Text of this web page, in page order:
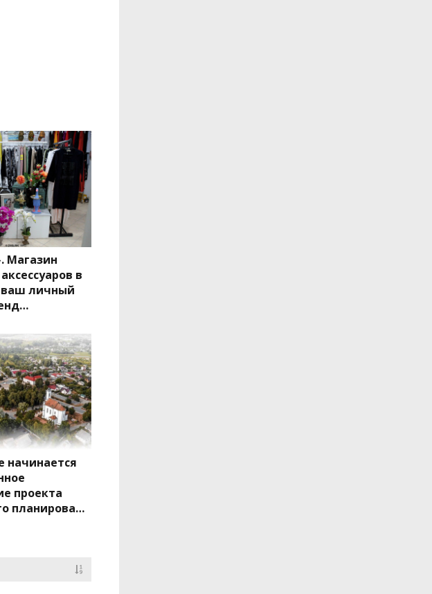
Магазин
в
ваш личный
начинается
проекта
детального планирован…